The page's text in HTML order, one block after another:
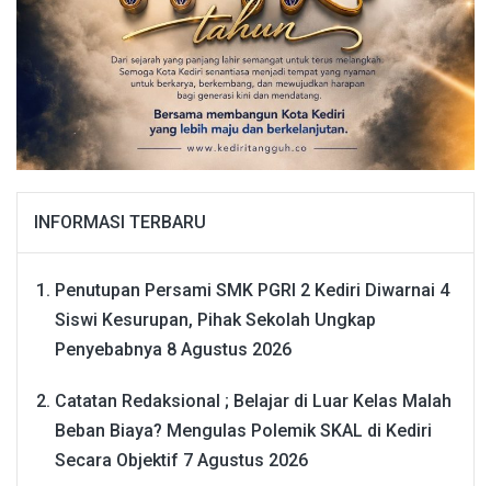
INFORMASI TERBARU
Penutupan Persami SMK PGRI 2 Kediri Diwarnai 4
Siswi Kesurupan, Pihak Sekolah Ungkap
Penyebabnya 8 Agustus 2026
Catatan Redaksional ; Belajar di Luar Kelas Malah
Beban Biaya? Mengulas Polemik SKAL di Kediri
Secara Objektif 7 Agustus 2026